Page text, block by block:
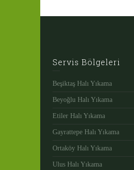
Servis Bölgeleri
Beşiktaş Halı Yıkama
Beyoğlu Halı Yıkama
Etiler Halı Yıkama
Gayrattepe Halı Yıkama
Ortaköy Halı Yıkama
Ulus Halı Yıkama